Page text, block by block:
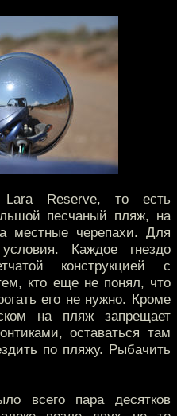
Reserve, то есть
песчаный пляж, на
местные черепахи. Для
Каждое гнездо
конструкцией с
кто еще не понял, что
его не нужно. Кроме
на пляж запрещает
оставаться там
по пляжу. Рыбачить
всего пара десятков